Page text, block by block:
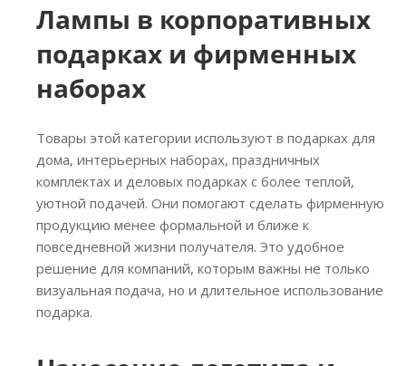
Лампы в корпоративных
подарках и фирменных
наборах
Товары этой категории используют в подарках для
дома, интерьерных наборах, праздничных
комплектах и деловых подарках с более теплой,
уютной подачей. Они помогают сделать фирменную
продукцию менее формальной и ближе к
повседневной жизни получателя. Это удобное
решение для компаний, которым важны не только
визуальная подача, но и длительное использование
подарка.